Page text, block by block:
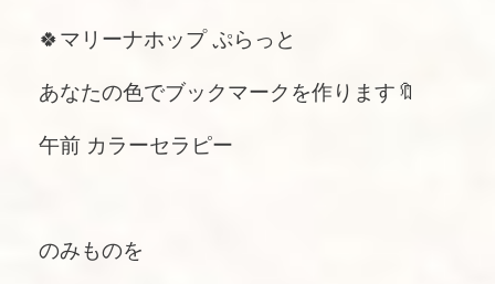
🍀マリーナホップ ぷらっと
あなたの色でブックマークを作ります🔖
午前 カラーセラピー
のみものを